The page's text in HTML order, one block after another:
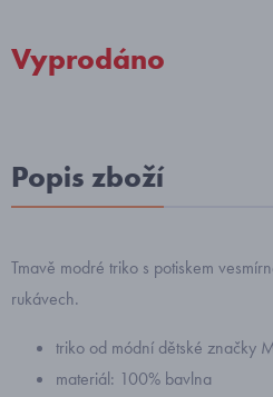
Vyprodáno
Popis zboží
Tmavě modré triko s potiskem
rukávech.
triko od módní dětské značky
materiál: 100% bavlna